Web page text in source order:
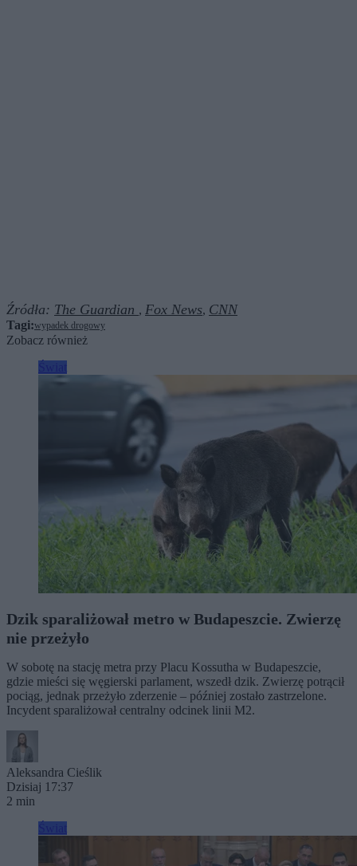
Źródła: The Guardian , Fox News, CNN
Tagi:wypadek drogowy
Zobacz również
Dzik sparaliżował metro w Budapeszcie. Zwierzę
nie przeżyło
W sobotę na stację metra przy Placu Kossutha w Budapeszcie,
gdzie mieści się węgierski parlament, wszedł dzik. Zwierzę potrącił
pociąg, jednak przeżyło zderzenie – później zostało zastrzelone.
Incydent sparaliżował centralny odcinek linii M2.
Aleksandra Cieślik
Dzisiaj 17:37
2 min